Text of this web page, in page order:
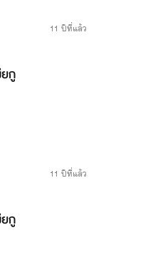
11 ปีที่แล้ว
กู
11 ปีที่แล้ว
กู